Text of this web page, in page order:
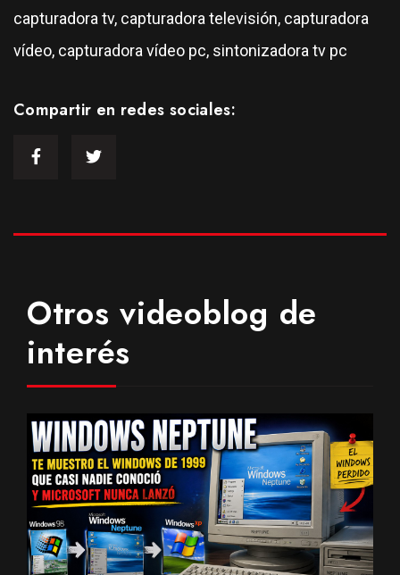
capturadora tv, capturadora televisión, capturadora
vídeo, capturadora vídeo pc, sintonizadora tv pc
Compartir en redes sociales:
Otros videoblog de
interés